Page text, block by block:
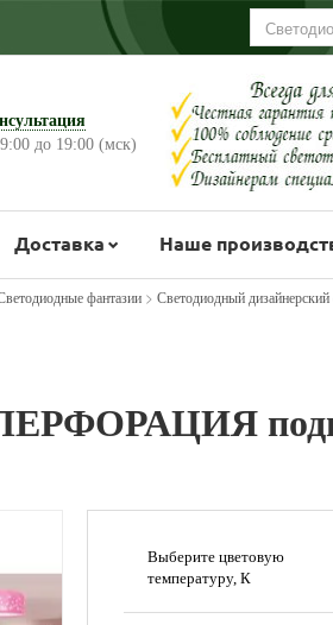
до 19:00 (мск)
Доставка Наше
фантазии> Светодиодный дизайнерский
Выберите цветовую
температуру, К